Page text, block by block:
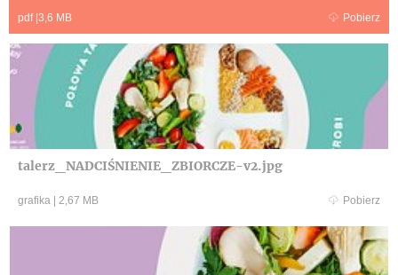
pdf| 3,6 MB Pobierz
talerz_NADCIŚNIENIE_ZBIORCZE-v2.jpg
grafika 2,67 MB Pobierz